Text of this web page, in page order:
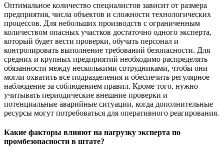
Оптимальное количество специалистов зависит от размера
предприятия, числа объектов и сложности технологических
процессов. Для небольших производств с ограниченным
количеством опасных участков достаточно одного эксперта,
который будет вести проверки, обучать персонал и
контролировать выполнение требований безопасности. Для
средних и крупных предприятий необходимо распределять
обязанности между несколькими сотрудниками, чтобы они
могли охватить все подразделения и обеспечить регулярное
наблюдение за соблюдением правил. Кроме того, нужно
учитывать периодические внешние проверки и
потенциальные аварийные ситуации, когда дополнительные
ресурсы могут потребоваться для оперативного реагирования.
Какие факторы влияют на нагрузку эксперта по
промбезопасности в штате?